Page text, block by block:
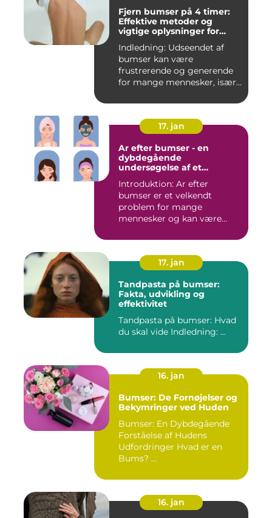
Fjern bumser på 4 timer:
Effektive metoder og
vigtige oplysninger for
forbrugere
Indledning: Udseendet af
bumser kan være
frustrerende og generende
for mange mennesker, især
17. jan
Ar efter bumser - en
dybdegående
undersøgelse af et
skønhedsproblem
Introduktion: Ar efter
bumser er et velkendt
problem for mange
mennesker og kan være
17. jan
Tandpasta på bumser:
Fakta, udvikling og
effektivitet
Tandpasta på bumser: Hvad
du skal vide Indledning: ...
16. jan
Bumser: De Fornøjelser og
Bekymringer ved Huden
Bumser: En Dybdegående
Forståelse af Hudens
Udfordringer Hvad er en
Bums? ...
16. jan